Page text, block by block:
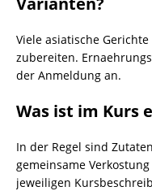
Viele asiatische
zubereiten.
der Anmeldung an.
Was ist im Kurs
In der Regel sind
gemeinsame
jeweiligen